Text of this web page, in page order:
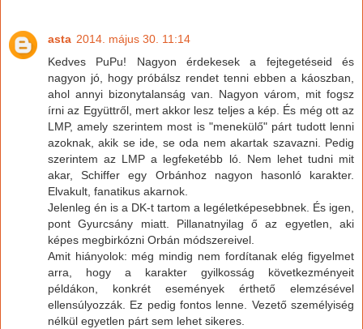
asta 2014. május 30. 11:14
Kedves PuPu! Nagyon érdekesek a fejtegetéseid és
nagyon jó, hogy próbálsz rendet tenni ebben a káoszban,
ahol annyi bizonytalanság van. Nagyon várom, mit fogsz
írni az Együttről, mert akkor lesz teljes a kép. És még ott az
LMP, amely szerintem most is "menekülő" párt tudott lenni
azoknak, akik se ide, se oda nem akartak szavazni. Pedig
szerintem az LMP a legfeketébb ló. Nem lehet tudni mit
akar, Schiffer egy Orbánhoz nagyon hasonló karakter.
Elvakult, fanatikus akarnok.
Jelenleg én is a DK-t tartom a legéletképesebbnek. És igen,
pont Gyurcsány miatt. Pillanatnyilag ő az egyetlen, aki
képes megbirkózni Orbán módszereivel.
Amit hiányolok: még mindig nem fordítanak elég figyelmet
arra, hogy a karakter gyilkosság következményeit
példákon, konkrét események érthető elemzésével
ellensúlyozzák. Ez pedig fontos lenne. Vezető személyiség
nélkül egyetlen párt sem lehet sikeres.